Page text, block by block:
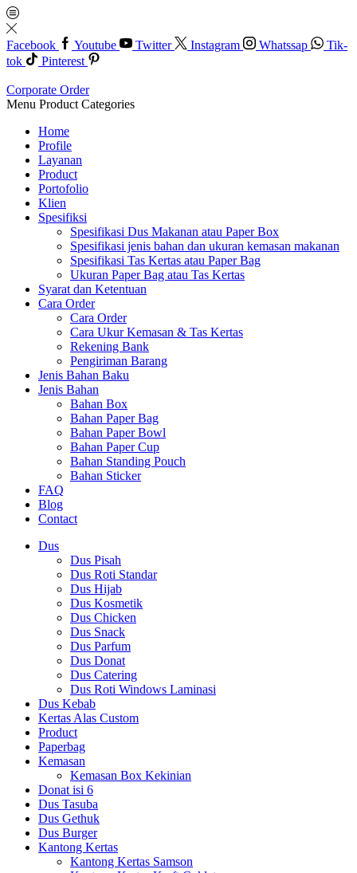
Facebook Youtube Twitter Instagram Whatssap
Tik-
tok
Pinterest
Corporate Order
Menu Product Categories
Home
Profile
Layanan
Product
Portofolio
Klien
Spesifiksi
Spesifikasi Dus Makanan atau Paper Box
Spesifikasi jenis bahan dan ukuran kemasan makanan
Spesifikasi Tas Kertas atau Paper Bag
Ukuran Paper Bag atau Tas Kertas
Syarat dan Ketentuan
Cara Order
Cara Order
Cara Ukur Kemasan & Tas Kertas
Rekening Bank
Pengiriman Barang
Jenis Bahan Baku
Jenis Bahan
Bahan Box
Bahan Paper Bag
Bahan Paper Bowl
Bahan Paper Cup
Bahan Standing Pouch
Bahan Sticker
FAQ
Blog
Contact
Dus
Dus Pisah
Dus Roti Standar
Dus Hijab
Dus Kosmetik
Dus Chicken
Dus Snack
Dus Parfum
Dus Donat
Dus Catering
Dus Roti Windows Laminasi
Dus Kebab
Kertas Alas Custom
Product
Paperbag
Kemasan
Kemasan Box Kekinian
Donat isi 6
Dus Tasuba
Dus Gethuk
Dus Burger
Kantong Kertas
Kantong Kertas Samson